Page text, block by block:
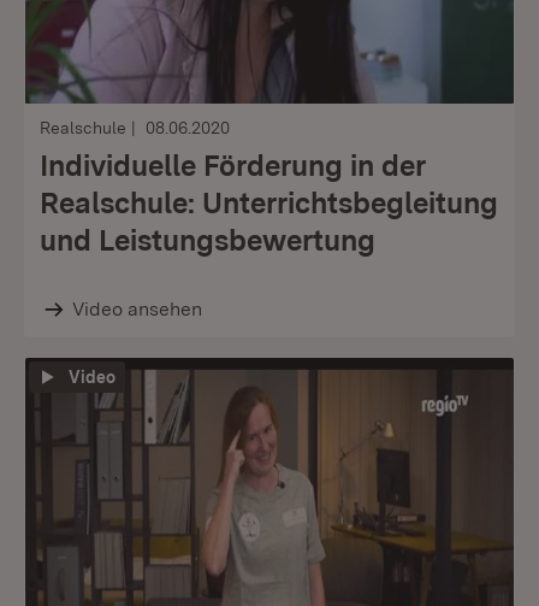
Realschule 08.06.2020
Individuelle Förderung in der
Realschule: Unterrichtsbegleitung
und Leistungsbewertung
Video ansehen
Video